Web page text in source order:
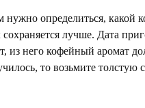
определиться, какой
сохраняется лучше. Дата
из него кофейный аромат
то возьмите толстую